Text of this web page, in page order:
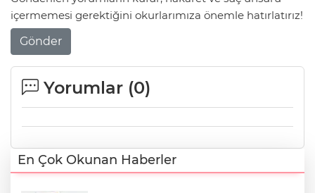
içermemesi gerektiğini okurlarımıza önemle hatırlatırız!
Gönder
Yorumlar (0)
En Çok Okunan Haberler